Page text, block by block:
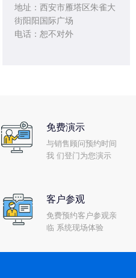
地址：西安市雁塔区朱雀大
街阳阳国际广场
电话：恕不对外
免费演示
与销售顾问预约时间
我 们登门为您演示
客户参观
免费预约客户参观亲
临 系统现场体验